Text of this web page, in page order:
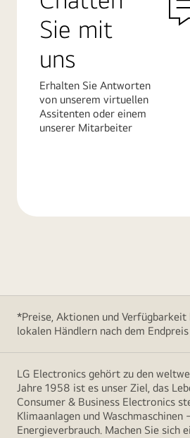
Sie mit
uns
Erhalten Sie Antworten
von unserem virtuellen
Assitenten oder einem
unserer Mitarbeiter
*Preise, Aktionen und Verfügbarkeit
lokalen Händlern nach dem
LG Electronics gehört zu den
Jahre 1958 ist es unser Ziel, das
Consumer & Business Electronics
Klimaanlagen und
Energieverbrauch. Machen Sie sich